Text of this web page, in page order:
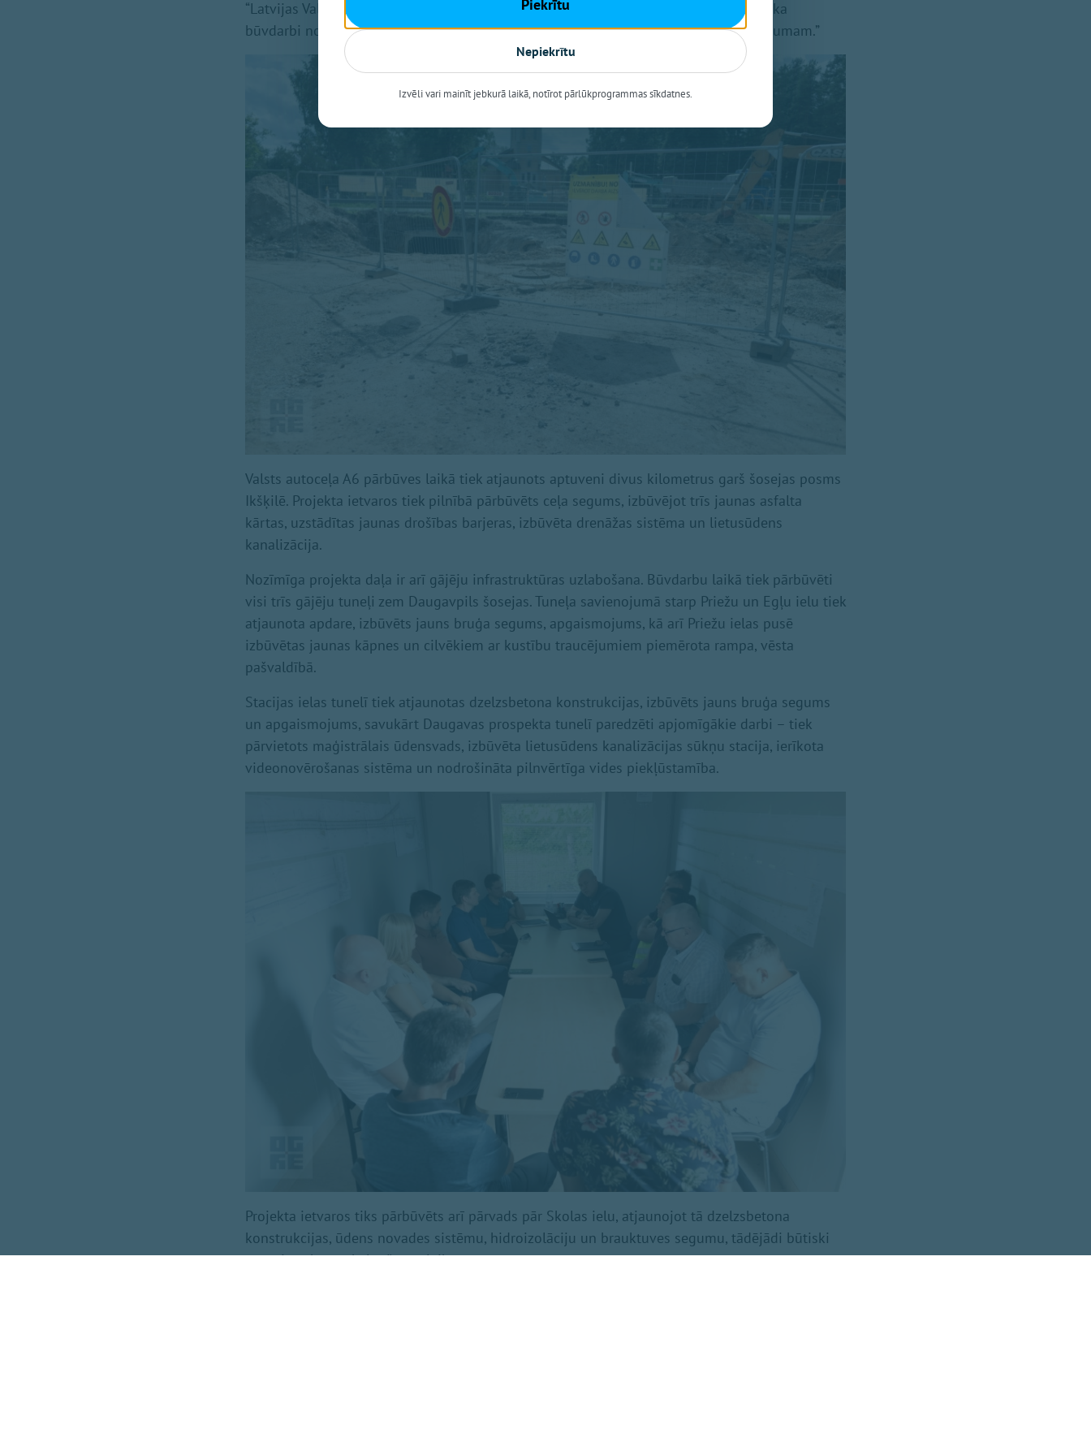
“Latvijas Valsts ceļi” un būvniekiem, lai sekotu līdzi darbu gaitai un vienotos par to, ka
būvdarbi norit iespējami raiti un satiksmes ierobežojumi tiek samazināti līdz minimumam.”
Valsts autoceļa A6 pārbūves laikā tiek atjaunots aptuveni divus kilometrus garš šosejas posms
Ikšķilē. Projekta ietvaros tiek pilnībā pārbūvēts ceļa segums, izbūvējot trīs jaunas asfalta
kārtas, uzstādītas jaunas drošības barjeras, izbūvēta drenāžas sistēma un lietusūdens
kanalizācija.
Nozīmīga projekta daļa ir arī gājēju infrastruktūras uzlabošana. Būvdarbu laikā tiek pārbūvēti
visi trīs gājēju tuneļi zem Daugavpils šosejas. Tuneļa savienojumā starp Priežu un Egļu ielu tiek
atjaunota apdare, izbūvēts jauns bruģa segums, apgaismojums, kā arī Priežu ielas pusē
izbūvētas jaunas kāpnes un cilvēkiem ar kustību traucējumiem piemērota rampa, vēsta
pašvaldībā.
Stacijas ielas tunelī tiek atjaunotas dzelzsbetona konstrukcijas, izbūvēts jauns bruģa segums
un apgaismojums, savukārt Daugavas prospekta tunelī paredzēti apjomīgākie darbi – tiek
pārvietots maģistrālais ūdensvads, izbūvēta lietusūdens kanalizācijas sūkņu stacija, ierīkota
videonovērošanas sistēma un nodrošināta pilnvērtīga vides piekļūstamība.
Projekta ietvaros tiks pārbūvēts arī pārvads pār Skolas ielu, atjaunojot tā dzelzsbetona
konstrukcijas, ūdens novades sistēmu, hidroizolāciju un brauktuves segumu, tādējādi būtiski
pagarinot būves kalpošanas laiku.
Piekrītu
Nepiekrītu
Izvēli vari mainīt jebkurā laikā, notīrot pārlūkprogrammas sīkdatnes.